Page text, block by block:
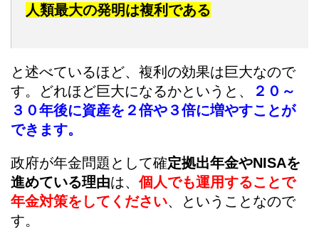
人類最大の発明は複利である
と述べているほど、複利の効果は巨大なので
す。どれほど巨大になるかというと、
２０～
３０年後に資産を２倍や３倍に増やすことが
できます。
政府が年金問題として確定拠出年金やNISAを
進めている理由は、 個人でも運用することで
年金対策をしてください、ということなので
す。